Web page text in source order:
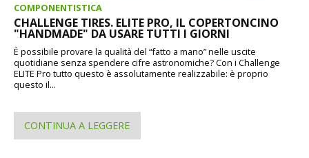
COMPONENTISTICA
CHALLENGE TIRES. ELITE PRO, IL COPERTONCINO
"HANDMADE" DA USARE TUTTI I GIORNI
È possibile provare la qualità del “fatto a mano” nelle uscite
quotidiane senza spendere cifre astronomiche? Con i Challenge
ELITE Pro tutto questo è assolutamente realizzabile: è proprio
questo il...
CONTINUA A LEGGERE